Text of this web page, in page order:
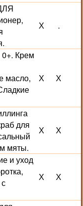
Х .
Крем
масло,
Х Х
для
мяты.
Х Х
и уход
Х Х